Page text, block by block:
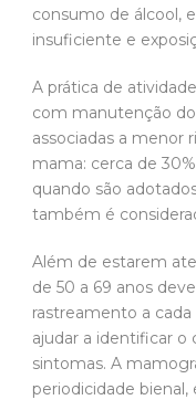
consumo de álcool,
insuficiente e
A prática de
com manutenção
associadas a menor
mama: cerca de
quando são
também é
Além de estarem
de 50 a 69 anos
rastreamento a
ajudar a identificar o
sintomas. A
periodicidade